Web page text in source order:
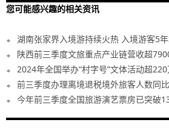
您可能感兴趣的相关资讯
湖南张家界入境游持续火热 入境游客5
陕西前三季度文旅重点产业链营收超
2024年全国举办“村字号”文体活动超220
前三季度办理离境退税境外旅客人数同
今年前三季度全国旅游演艺票房已突破